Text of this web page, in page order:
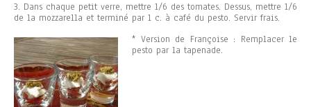
3. Dans chaque petit verre, mettre 1/6 des tomates. Dessus, mettre 1/6
de la mozzarella et terminé par 1 c. à café du pesto. Servir frais.
* Version de Françoise : Remplacer le
pesto par la tapenade.